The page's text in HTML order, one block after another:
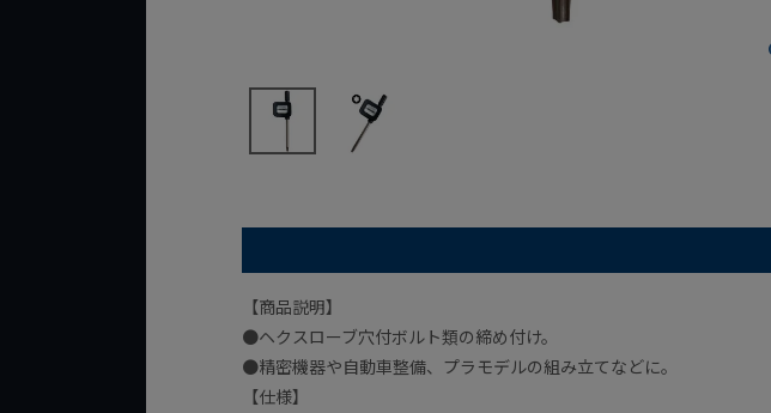
【商品説明】
●ヘクスローブ穴付ボルト類の締め付け。
●精密機器や自動車整備、プラモデルの組み立てなどに。
【仕様】